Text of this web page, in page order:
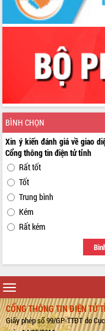
BÌNH CHỌN
Xin ý kiến đánh giá về giao
Cổng thông tin điện tử tỉnh
Rất tốt
Tốt
Trung bình
Kém
Rất kém
Toggle
navigation
CỔNG THÔNG TIN ĐIỆN TỬ
Giấy phép số 99/GP-TTĐT do